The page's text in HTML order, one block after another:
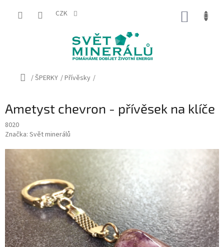
CZK
Domů
/ŠPERKY /Přívěsky /
Ametyst chevron - přívěsek na klíče
8020
Značka: Svět minerálů